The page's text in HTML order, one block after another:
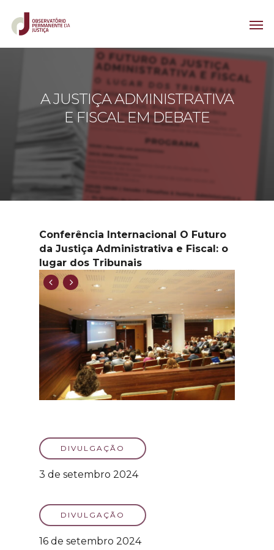
A JUSTIÇA ADMINISTRATIVA
E FISCAL EM DEBATE
Conferência Internacional O Futuro
da Justiça Administrativa e Fiscal: o
lugar dos Tribunais
DIVULGAÇÃO
3 de setembro 2024
DIVULGAÇÃO
16 de setembro 2024